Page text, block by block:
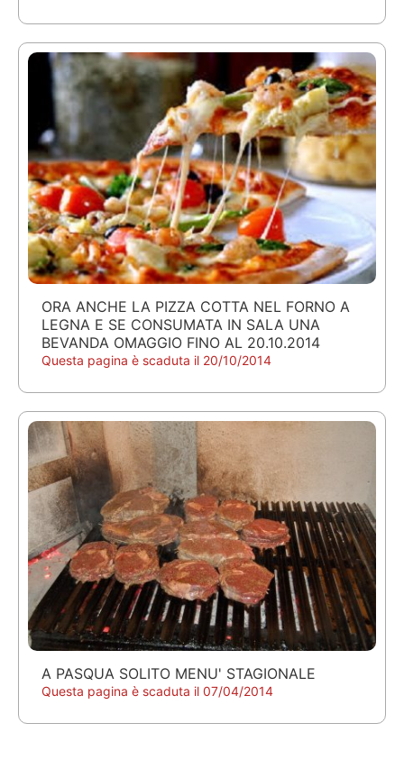
ORA ANCHE LA PIZZA COTTA NEL FORNO A
LEGNA E SE CONSUMATA IN SALA UNA
BEVANDA OMAGGIO FINO AL 20.10.2014
Questa pagina è scaduta il 20/10/2014
A PASQUA SOLITO MENU' STAGIONALE
Questa pagina è scaduta il 07/04/2014